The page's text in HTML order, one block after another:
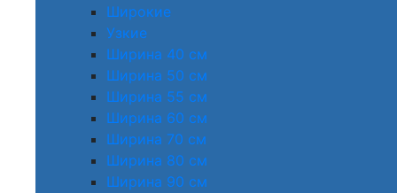
Широкие
Узкие
Ширина 40 см
Ширина 50 см
Ширина 55 см
Ширина 60 см
Ширина 70 см
Ширина 80 см
Ширина 90 см